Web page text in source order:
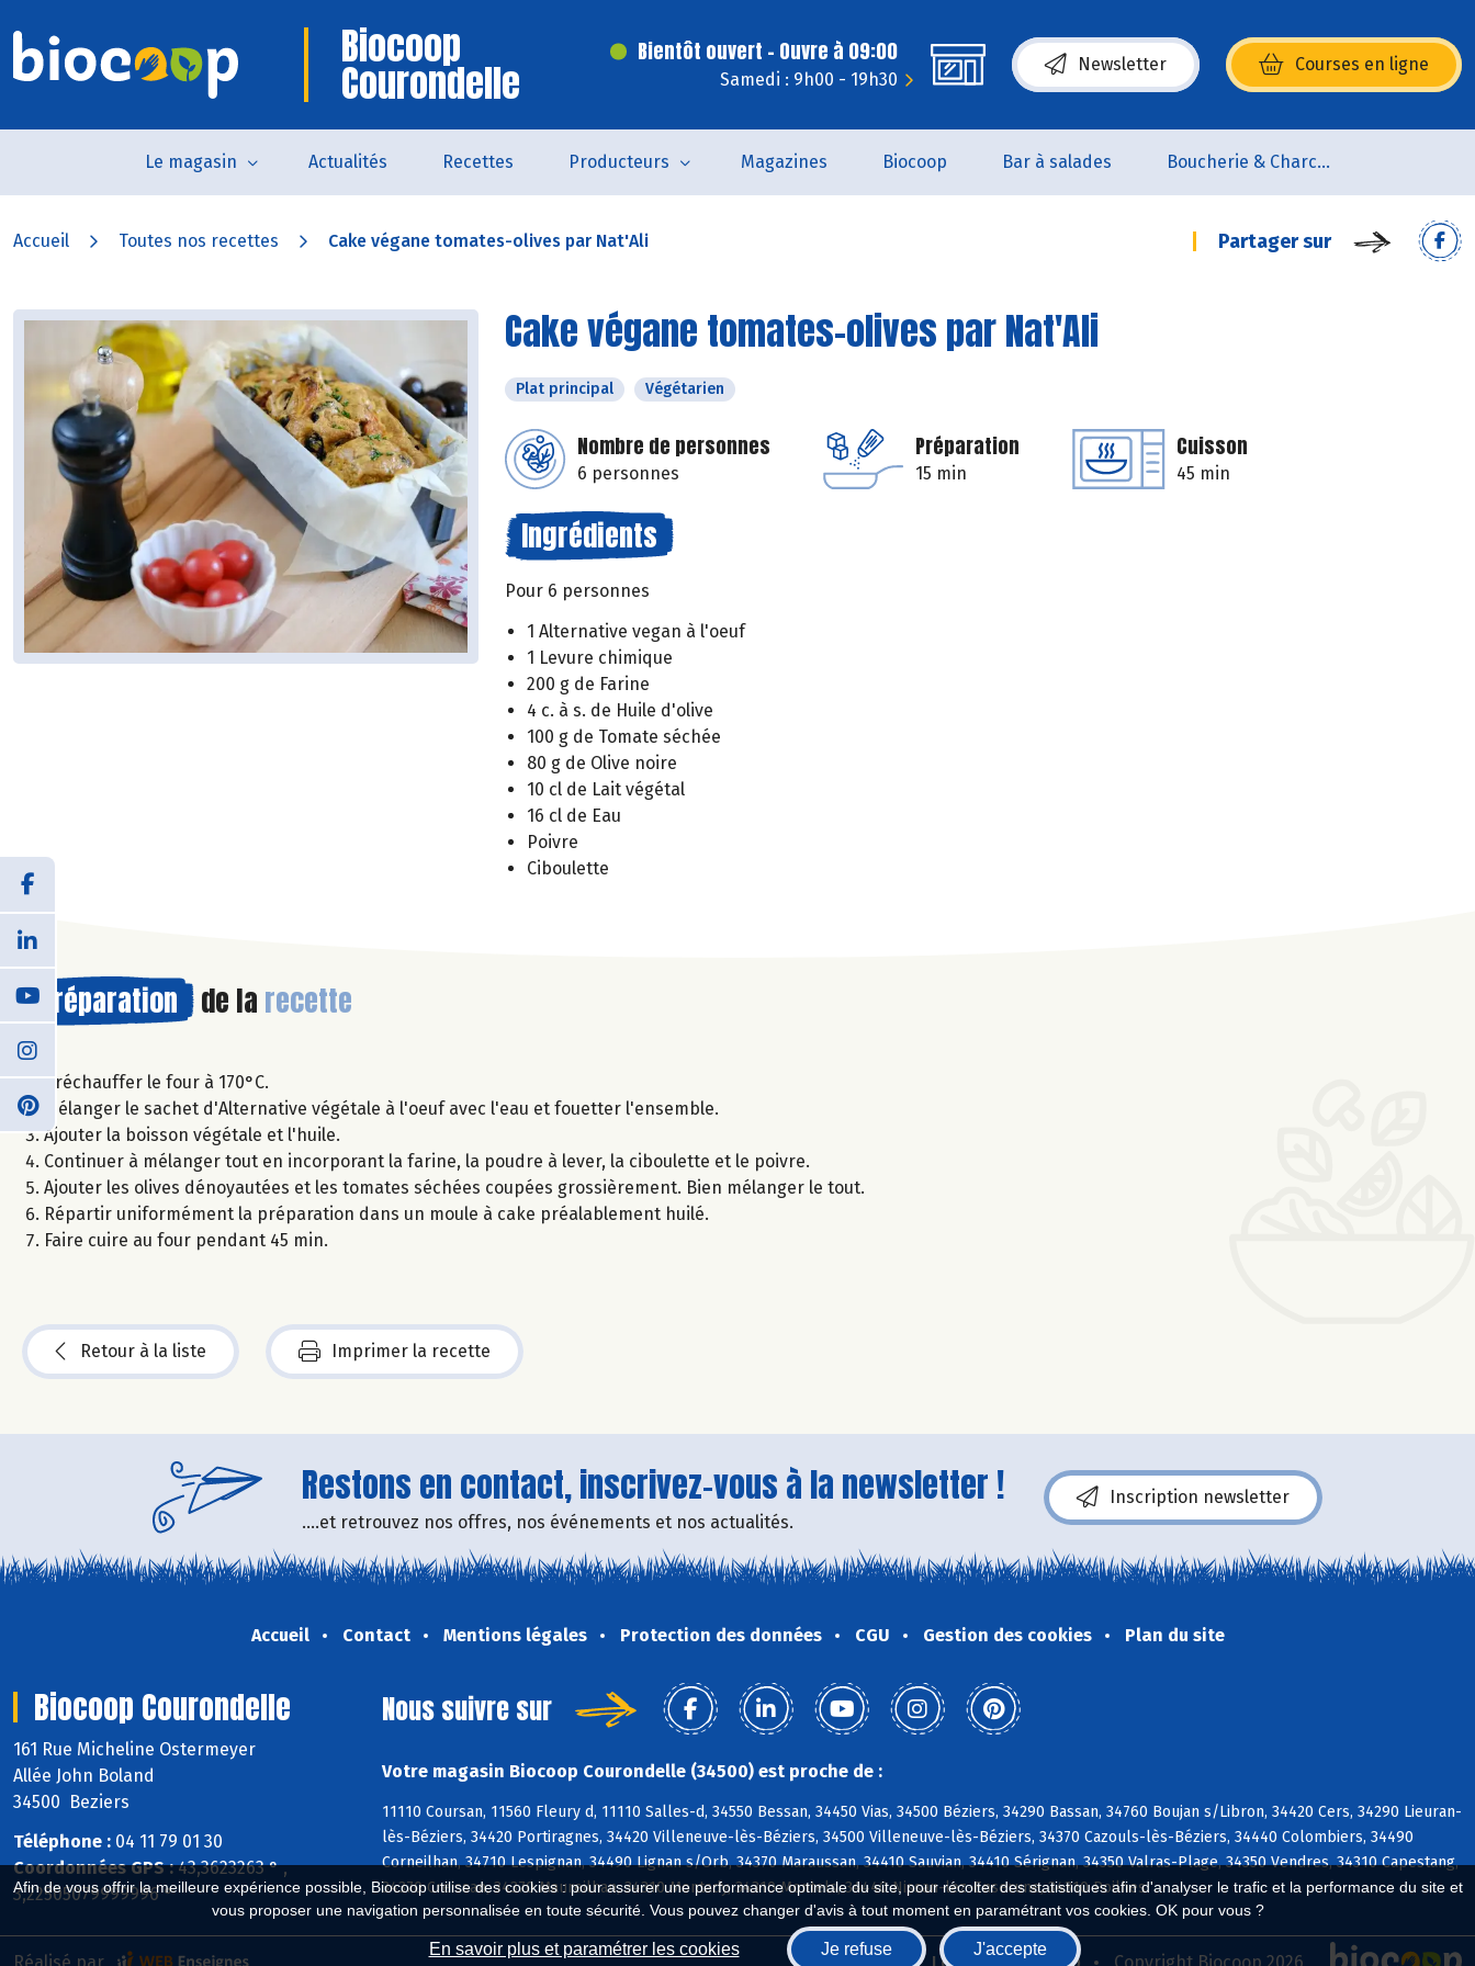
Afin de vous offrir la meilleure expérience possible, Biocoop utilise des cookies : pour assurer une performance optimale du site, pour récolter des statistiques afin d'analyser le trafic et la performance du site et
vous proposer une navigation personnalisée en toute sécurité. Vous pouvez changer d'avis à tout moment en paramétrant vos cookies. OK pour vous ?
En savoir plus et paramétrer les cookies Je refuse J'accepte
Biocoop
Courondelle
Bientôt ouvert - Ouvre à 09:00
Samedi : 9h00 - 19h30
Newsletter Courses en ligne
(s’ouvre dans une nouvelle fenêtre)
Le magasin Actualités Recettes Producteurs Magazines Biocoop Bar à salades Boucherie & Charcuterie
Accueil Toutes nos recettes Cake végane tomates-olives par Nat'Ali Partager sur
Cake végane tomates-olives par Nat'Ali
Plat principal Végétarien
Nombre de personnes
6 personnes
Préparation
15 min
Cuisson
45 min
Ingrédients
Pour 6 personnes
1 Alternative vegan à l'oeuf
1 Levure chimique
200 g de Farine
4 c. à s. de Huile d'olive
100 g de Tomate séchée
80 g de Olive noire
10 cl de Lait végétal
16 cl de Eau
Poivre
Ciboulette
Préparation de la recette
Préchauffer le four à 170°C.
Mélanger le sachet d'Alternative végétale à l'oeuf avec l'eau et fouetter l'ensemble.
Ajouter la boisson végétale et l'huile.
Continuer à mélanger tout en incorporant la farine, la poudre à lever, la ciboulette et le poivre.
Ajouter les olives dénoyautées et les tomates séchées coupées grossièrement. Bien mélanger le tout.
Répartir uniformément la préparation dans un moule à cake préalablement huilé.
Faire cuire au four pendant 45 min.
Retour à la liste Imprimer la recette
Restons en contact, inscrivez-vous à la newsletter !
....et retrouvez nos offres, nos événements et nos actualités.
Inscription newsletter
Accueil Contact Mentions légales Protection des données CGU Gestion des cookies Plan du site
Biocoop Courondelle
161 Rue Micheline Ostermeyer
Allée John Boland
34500 Beziers
Téléphone : 04 11 79 01 30
Coordonnées GPS :43,3623263 ° ,
3,22505079999996 °
Nous suivre sur
Votre magasin Biocoop Courondelle (34500) est proche de :
11110 Coursan, 11560 Fleury d, 11110 Salles-d, 34550 Bessan, 34450 Vias, 34500 Béziers, 34290 Bassan, 34760 Boujan s/Libron, 34420 Cers, 34290 Lieuran-
lès-Béziers, 34420 Portiragnes, 34420 Villeneuve-lès-Béziers, 34500 Villeneuve-lès-Béziers, 34370 Cazouls-lès-Béziers, 34440 Colombiers, 34490
Corneilhan, 34710 Lespignan, 34490 Lignan s/Orb, 34370 Maraussan, 34410 Sauvian, 34410 Sérignan, 34350 Valras-Plage, 34350 Vendres, 34310 Capestang,
34370 Creissan, 34370 Maureilhan, 34310 Montady, 34310 Montels, 34440 Nissan-lez-Enserune, 34310 Poilhes
Biocoop.fr Le réseau Biocoop Copyright Biocoop 2026
Réalisé par